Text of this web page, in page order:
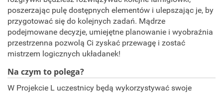
poszerzając pulę dostępnych elementów i ulepszając je, by
przygotować się do kolejnych zadań. Mądrze
podejmowane decyzje, umiejętne planowanie i wyobraźnia
przestrzenna pozwolą Ci zyskać przewagę i zostać
mistrzem logicznych układanek!
Na czym to polega?
W Projekcie L uczestnicy będą wykorzystywać swoje